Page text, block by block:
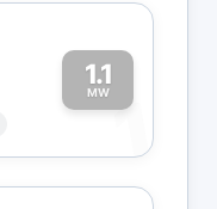
1.1
MW1